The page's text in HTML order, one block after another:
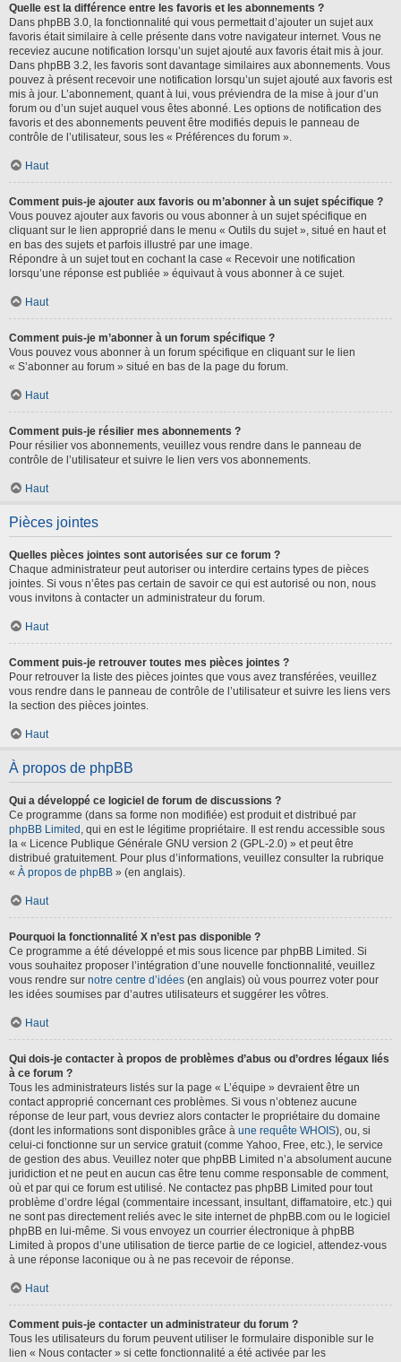
Quelle est la différence entre les favoris et les abonnements ?
Dans phpBB 3.0, la fonctionnalité qui vous permettait d’ajouter un sujet aux
favoris était similaire à celle présente dans votre navigateur internet. Vous ne
receviez aucune notification lorsqu’un sujet ajouté aux favoris était mis à jour.
Dans phpBB 3.2, les favoris sont davantage similaires aux abonnements. Vous
pouvez à présent recevoir une notification lorsqu’un sujet ajouté aux favoris est
mis à jour. L’abonnement, quant à lui, vous préviendra de la mise à jour d’un
forum ou d’un sujet auquel vous êtes abonné. Les options de notification des
favoris et des abonnements peuvent être modifiés depuis le panneau de
contrôle de l’utilisateur, sous les « Préférences du forum ».
Haut
Comment puis-je ajouter aux favoris ou m’abonner à un sujet spécifique ?
Vous pouvez ajouter aux favoris ou vous abonner à un sujet spécifique en
cliquant sur le lien approprié dans le menu « Outils du sujet », situé en haut et
en bas des sujets et parfois illustré par une image.
Répondre à un sujet tout en cochant la case « Recevoir une notification
lorsqu’une réponse est publiée » équivaut à vous abonner à ce sujet.
Haut
Comment puis-je m’abonner à un forum spécifique ?
Vous pouvez vous abonner à un forum spécifique en cliquant sur le lien
« S’abonner au forum » situé en bas de la page du forum.
Haut
Comment puis-je résilier mes abonnements ?
Pour résilier vos abonnements, veuillez vous rendre dans le panneau de
contrôle de l’utilisateur et suivre le lien vers vos abonnements.
Haut
Pièces jointes
Quelles pièces jointes sont autorisées sur ce forum ?
Chaque administrateur peut autoriser ou interdire certains types de pièces
jointes. Si vous n’êtes pas certain de savoir ce qui est autorisé ou non, nous
vous invitons à contacter un administrateur du forum.
Haut
Comment puis-je retrouver toutes mes pièces jointes ?
Pour retrouver la liste des pièces jointes que vous avez transférées, veuillez
vous rendre dans le panneau de contrôle de l’utilisateur et suivre les liens vers
la section des pièces jointes.
Haut
À propos de phpBB
Qui a développé ce logiciel de forum de discussions ?
Ce programme (dans sa forme non modifiée) est produit et distribué par
phpBB Limited , qui en est le légitime propriétaire. Il est rendu accessible sous
la « Licence Publique Générale GNU version 2 (GPL-2.0) » et peut être
distribué gratuitement. Pour plus d’informations, veuillez consulter la rubrique
« À propos de phpBB » (en anglais).
Haut
Pourquoi la fonctionnalité X n’est pas disponible ?
Ce programme a été développé et mis sous licence par phpBB Limited. Si
vous souhaitez proposer l’intégration d’une nouvelle fonctionnalité, veuillez
vous rendre sur notre centre d’idées (en anglais) où vous pourrez voter pour
les idées soumises par d’autres utilisateurs et suggérer les vôtres.
Haut
Qui dois-je contacter à propos de problèmes d’abus ou d’ordres légaux liés
à ce forum ?
Tous les administrateurs listés sur la page « L’équipe » devraient être un
contact approprié concernant ces problèmes. Si vous n’obtenez aucune
réponse de leur part, vous devriez alors contacter le propriétaire du domaine
(dont les informations sont disponibles grâce à une requête WHOIS), ou, si
celui-ci fonctionne sur un service gratuit (comme Yahoo, Free, etc.), le service
de gestion des abus. Veuillez noter que phpBB Limited n’a absolument aucune
juridiction et ne peut en aucun cas être tenu comme responsable de comment,
où et par qui ce forum est utilisé. Ne contactez pas phpBB Limited pour tout
problème d’ordre légal (commentaire incessant, insultant, diffamatoire, etc.) qui
ne sont pas directement reliés avec le site internet de phpBB.com ou le logiciel
phpBB en lui-même. Si vous envoyez un courrier électronique à phpBB
Limited à propos d’une utilisation de tierce partie de ce logiciel, attendez-vous
à une réponse laconique ou à ne pas recevoir de réponse.
Haut
Comment puis-je contacter un administrateur du forum ?
Tous les utilisateurs du forum peuvent utiliser le formulaire disponible sur le
lien « Nous contacter » si cette fonctionnalité a été activée par les